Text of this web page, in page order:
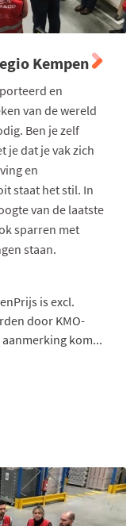
Kempen
en
van de wereld
Ben je zelf
je dat je vak zich
en
staat het stil. In
van de laatste
sparren met
staan.
is excl.
door KMO-
kom...